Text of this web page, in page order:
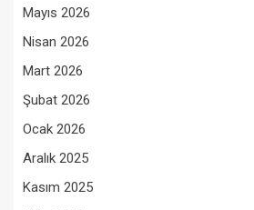
Mayıs 2026
Nisan 2026
Mart 2026
Şubat 2026
Ocak 2026
Aralık 2025
Kasım 2025